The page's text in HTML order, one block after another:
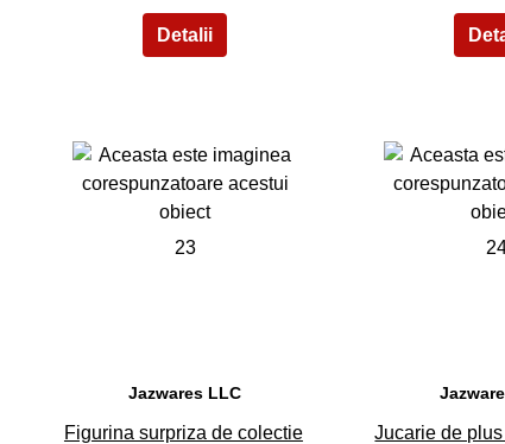
23
Jazwares LLC
Figurina surpriza de colectie
Jucarie de